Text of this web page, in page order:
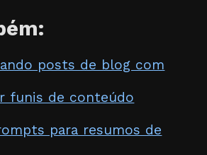
posts de blog com
funis de conteúdo
para resumos de